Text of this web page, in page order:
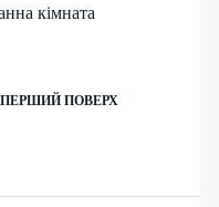
кімната
ПЕРШИЙ ПОВЕРХ